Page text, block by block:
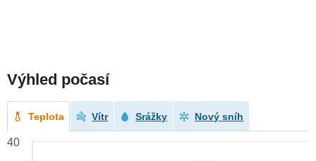
Výhled počasí
Teplota Vítr Srážky Nový sníh
40